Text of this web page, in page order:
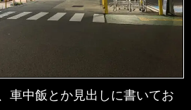
車中飯とか見出しに書いてお